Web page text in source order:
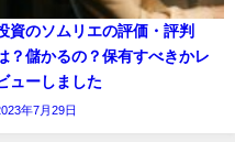
資のソムリエの評価・評判
？儲かるの？保有すべきかレ
ビューしました
年7月29日